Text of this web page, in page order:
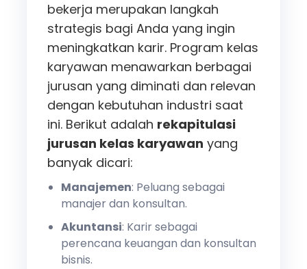
bekerja merupakan langkah
strategis bagi Anda yang ingin
meningkatkan karir. Program kelas
karyawan menawarkan berbagai
jurusan yang diminati dan relevan
dengan kebutuhan industri saat
ini. Berikut adalah rekapitulasi
jurusan kelas karyawan yang
banyak dicari:
Manajemen: Peluang sebagai
manajer dan konsultan.
Akuntansi: Karir sebagai
perencana keuangan dan konsultan
bisnis.